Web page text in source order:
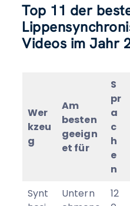
Top 11 der
Videos im Jahr
Wer
kzeu
g
Am
besten
geeign
et für
S
pr
a
c
h
e
n
Synt
Untern
12